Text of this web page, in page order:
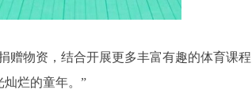
赠物资，结合开展更多丰富有趣的体育课程
烂的童年。”